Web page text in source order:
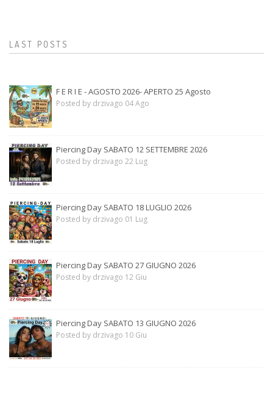
LAST POSTS
F E R I E - AGOSTO 2026- APERTO 25 Agosto
Posted by drzivago 04 Ago
Piercing Day SABATO 12 SETTEMBRE 2026
Posted by drzivago 22 Lug
Piercing Day SABATO 18 LUGLIO 2026
Posted by drzivago 01 Lug
Piercing Day SABATO 27 GIUGNO 2026
Posted by drzivago 12 Giu
Piercing Day SABATO 13 GIUGNO 2026
Posted by drzivago 10 Giu